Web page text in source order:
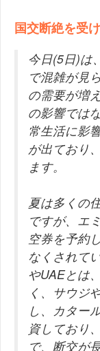
国交断絶を受
今日(5日)は
で混雑が見
の需要が増
の影響では
常生活に影
が出ており
ます。
夏は多くの
ですが、エ
空券を予約
なくされて
やUAEとは
く、サウジ
し、カター
資しており
で、断交が